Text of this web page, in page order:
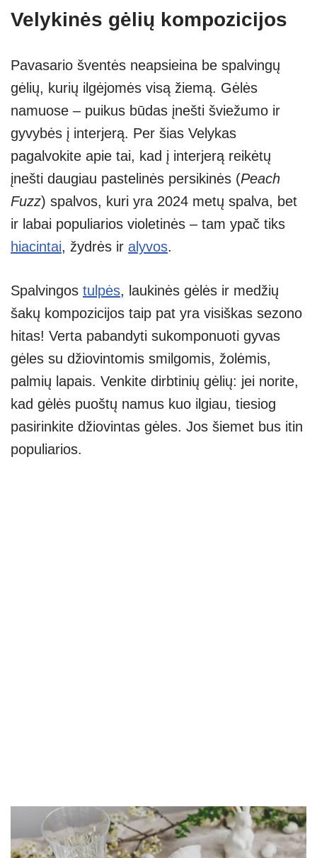
Velykinės gėlių kompozicijos
Pavasario šventės neapsieina be spalvingų
gėlių, kurių ilgėjomės visą žiemą. Gėlės
namuose – puikus būdas įnešti šviežumo ir
gyvybės į interjerą. Per šias Velykas
pagalvokite apie tai, kad į interjerą reikėtų
įnešti daugiau pastelinės persikinės (Peach
Fuzz) spalvos, kuri yra 2024 metų spalva, bet
ir labai populiarios violetinės – tam ypač tiks
hiacintai, žydrės ir alyvos.
Spalvingos tulpės, laukinės gėlės ir medžių
šakų kompozicijos taip pat yra visiškas sezono
hitas! Verta pabandyti sukomponuoti gyvas
gėles su džiovintomis smilgomis, žolėmis,
palmių lapais. Venkite dirbtinių gėlių: jei norite,
kad gėlės puoštų namus kuo ilgiau, tiesiog
pasirinkite džiovintas gėles. Jos šiemet bus itin
populiarios.